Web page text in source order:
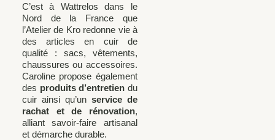
C’est à Wattrelos dans le
Nord de la France que
l’Atelier de Kro redonne vie à
des articles en cuir de
qualité : sacs, vêtements,
chaussures ou accessoires.
Caroline propose également
des produits d’entretien du
cuir ainsi qu’un service de
rachat et de rénovation,
alliant savoir-faire artisanal
et démarche durable.